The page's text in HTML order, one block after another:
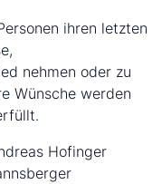
ihren letzten
nehmen oder zu
Wünsche werden
Hofinger